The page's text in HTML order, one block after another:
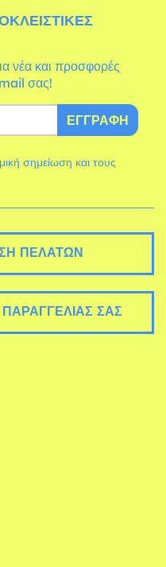
νέα και προσφορές
σας!
ΕΓΓΡΑΦΉ
σημείωση και τους
ΠΕΛΑΤΏΝ
ΣΑΣ